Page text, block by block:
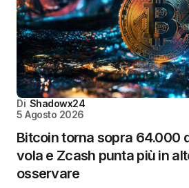
Di Shadowx24
5 Agosto 2026
Bitcoin torna sopra 64.000
vola e Zcash punta più in
osservare